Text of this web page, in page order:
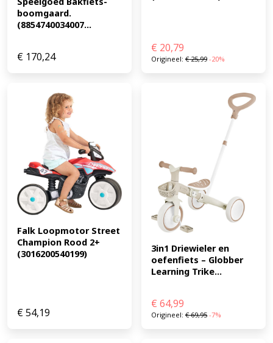
verwondingen te voorkomen. Het stuur en zadel zijn in
hoogte verstelbaar voor langdurig gebruik, en de fiets
heeft een schokbestendige poedercoating voor een
duurzaam en mooi uiterlijk. (EAN: 4015731030963)
boomgaard.
(8854740034007...
€ 170,24
€ 20,79
Origineel: €25,99 -20%
Falk Loopmotor Street
Champion Rood 2+
(3016200540199)
€54,19
3in1 Driewieler en
oefenfiets – Globber
Learning Trike...
€ 64,99
Origineel: €69,95 -7%